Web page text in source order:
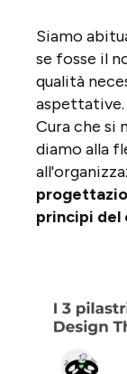
Siamo
se fosse il
qualità
aspettative.
Cura che si
diamo alla
principi del